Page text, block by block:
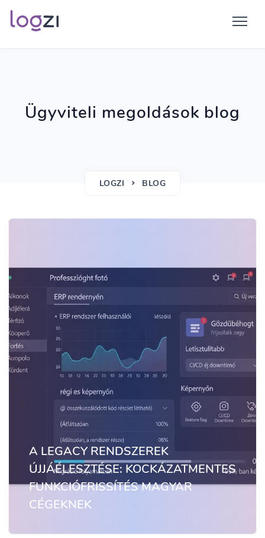
Ügyviteli megoldások blog
LOGZI BLOG
A LEGACY RENDSZEREK
ÚJJÁÉLESZTÉSE: KOCKÁZATMENTES
FUNKCIÓFRISSÍTÉS MAGYAR
CÉGEKNEK